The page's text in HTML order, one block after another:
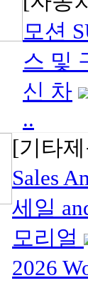
모션
스 및
신 차
..
[기타
Sales
세일
모리얼
2026